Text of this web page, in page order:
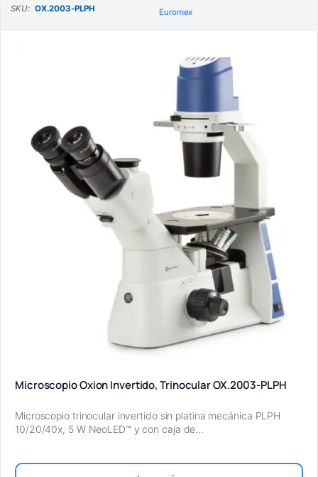
SKU: OX.2003-PLPH Euromex
Microscopio Oxion Invertido, Trinocular OX.2003-PLPH
Microscopio trinocular invertido sin platina mecánica PLPH
10/20/40x, 5 W NeoLED™ y con caja de…